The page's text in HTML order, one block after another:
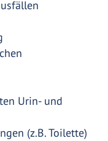
Urin- und
(z.B. Toilette)